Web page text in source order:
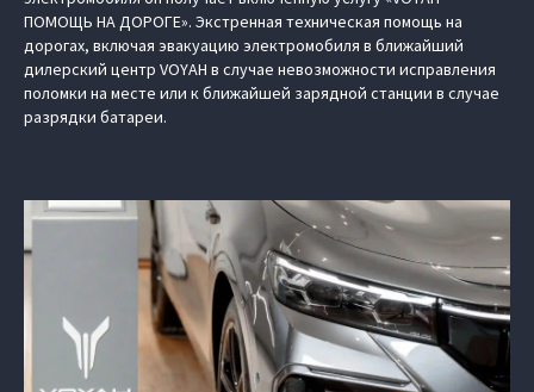
ПОМОЩЬ НА ДОРОГЕ». Экстренная техническая помощь на
дорогах, включая эвакуацию электромобиля в ближайший
дилерский центр VOYAH в случае невозможности исправления
поломки на месте или к ближайшей зарядной станции в случае
разрядки батареи.